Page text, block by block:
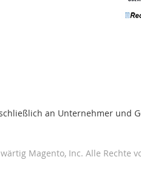
an Unternehmer und
Magento, Inc. Alle Rechte